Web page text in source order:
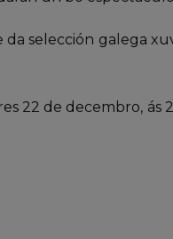
selección galega
22 de decembro, ás